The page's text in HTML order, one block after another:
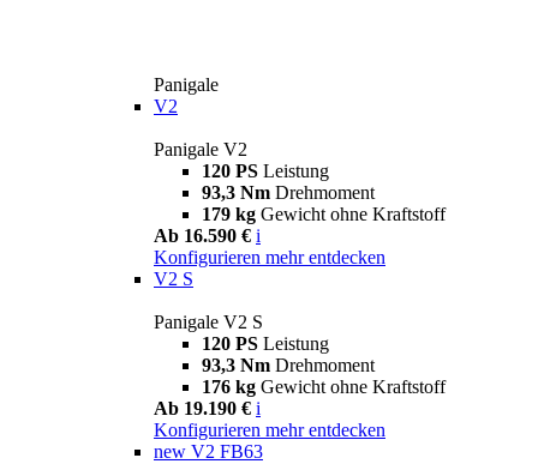
Panigale
V2
Panigale V2
120 PS Leistung
93,3 Nm Drehmoment
179 kg Gewicht ohne Kraftstoff
Ab 16.590 € i
Konfigurieren mehr entdecken
V2 S
Panigale V2 S
120 PS Leistung
93,3 Nm Drehmoment
176 kg Gewicht ohne Kraftstoff
Ab 19.190 € i
Konfigurieren mehr entdecken
new V2 FB63